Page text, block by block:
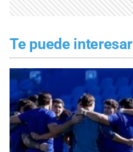
Te puede interesar